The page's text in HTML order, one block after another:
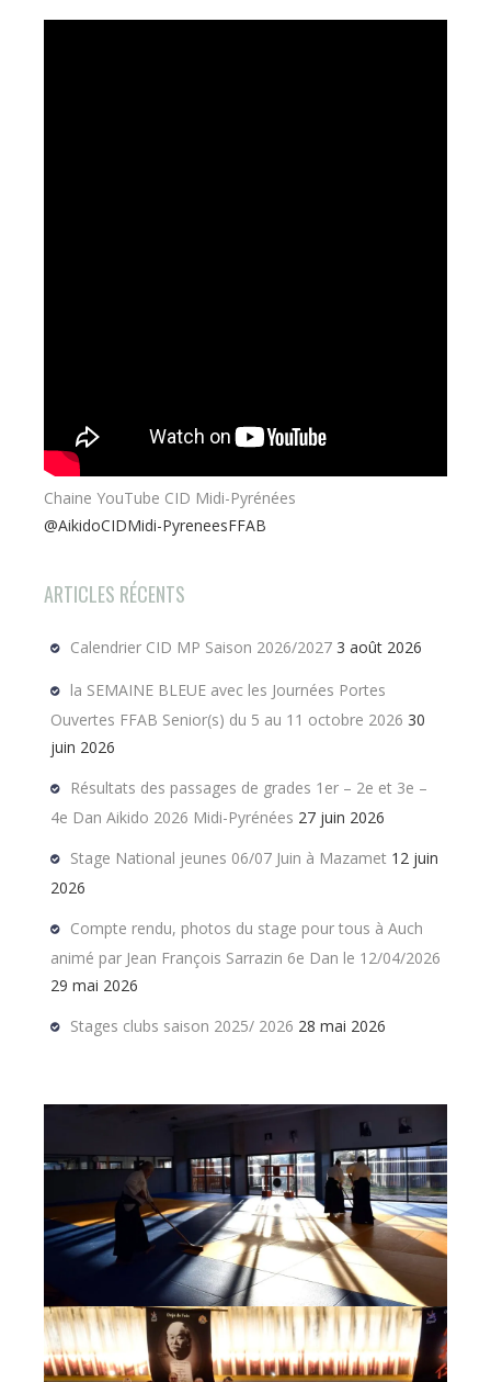
Chaine YouTube CID Midi-Pyrénées
@AikidoCIDMidi-PyreneesFFAB
ARTICLES RÉCENTS
Calendrier CID MP Saison 2026/2027 3 août 2026
la SEMAINE BLEUE avec les Journées Portes
Ouvertes FFAB Senior(s) du 5 au 11 octobre 2026 30
juin 2026
Résultats des passages de grades 1er – 2e et 3e –
4e Dan Aikido 2026 Midi-Pyrénées 27 juin 2026
Stage National jeunes 06/07 Juin à Mazamet 12 juin
2026
Compte rendu, photos du stage pour tous à Auch
animé par Jean François Sarrazin 6e Dan le 12/04/2026
29 mai 2026
Stages clubs saison 2025/ 2026 28 mai 2026